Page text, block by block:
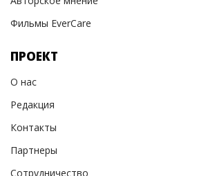
Фильмы EverCare
ПРОЕКТ
О нас
Редакция
Контакты
Партнеры
Сотрудничество